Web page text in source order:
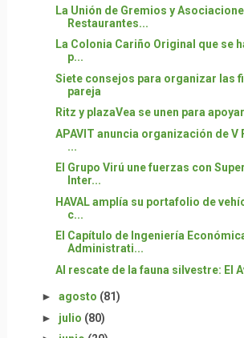
La Unión de Gremios y
Restaurantes...
La Colonia Cariño Original que se
p...
Siete consejos para organizar las
pareja
Ritz y plazaVea se unen para
APAVIT anuncia organización de V
...
El Grupo Virú une fuerzas con
Inter...
HAVAL amplía su portafolio de
c...
El Capítulo de Ingeniería
Administrati...
Al rescate de la fauna silvestre: El
► agosto (81)
► julio (80)